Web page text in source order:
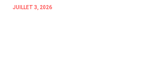
JUILLET 3, 2026